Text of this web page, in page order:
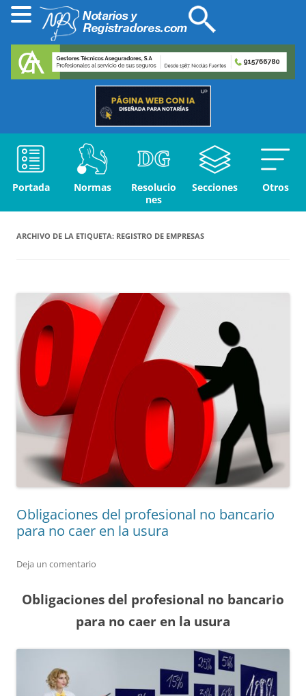
Portada Normas
Resolucio
nes
Secciones Otros
ARCHIVO DE LA ETIQUETA: REGISTRO DE EMPRESAS
Obligaciones del profesional no bancario
para no caer en la usura
Deja un comentario
Obligaciones del profesional no bancario
para no caer en la usura